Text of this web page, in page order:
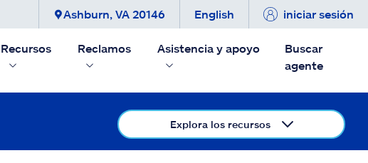
Ashburn, VA 20146 English iniciar sesión
Recursos Reclamos Asistencia y apoyo
Buscar
agente
Explora los recursos